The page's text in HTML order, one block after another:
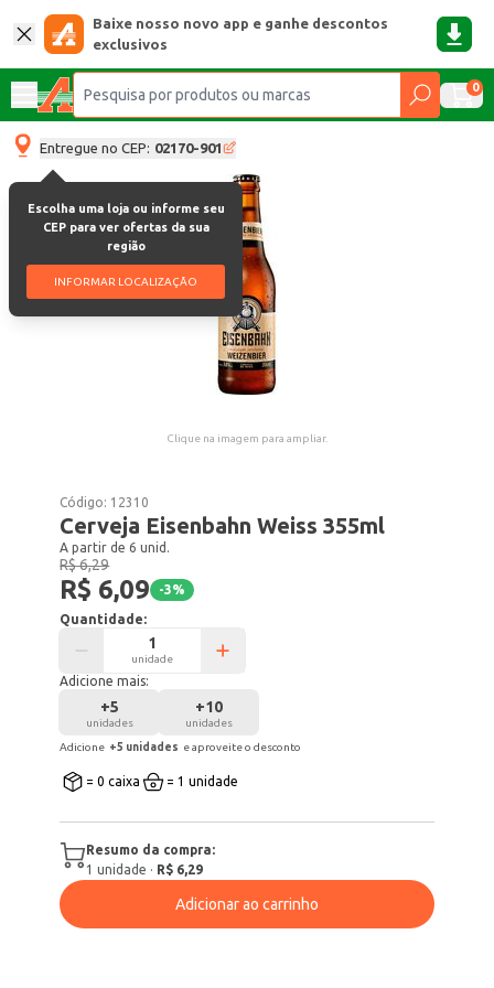
Baixe nosso novo app e ganhe descontos
exclusivos
0
Entregue no CEP: 02170-901
Escolha uma loja ou informe seu
CEP para ver ofertas da sua
região
INFORMAR LOCALIZAÇÃO
Clique na imagem para ampliar.
Código: 12310
Cerveja Eisenbahn Weiss 355ml
A partir de 6 unid.
R$ 6,29
R$ 6,09 -3%
Quantidade:
unidade
Adicione mais:
+5
unidades
+10
unidades
Adicione +5 unidades e aproveite o desconto
= 0 caixa = 1 unidade
Resumo da compra:
1 unidade · R$ 6,29
Adicionar ao carrinho